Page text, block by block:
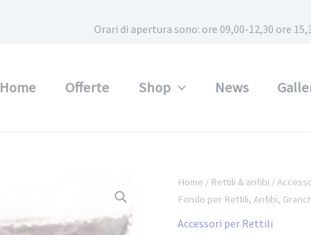
Orari di apertura sono: ore 09,00-12,30 ore
Home Offerte Shop News
Home / Rettili & anfibi /
Fondo per Rettili, Anfibi,
Accessori per Rettili